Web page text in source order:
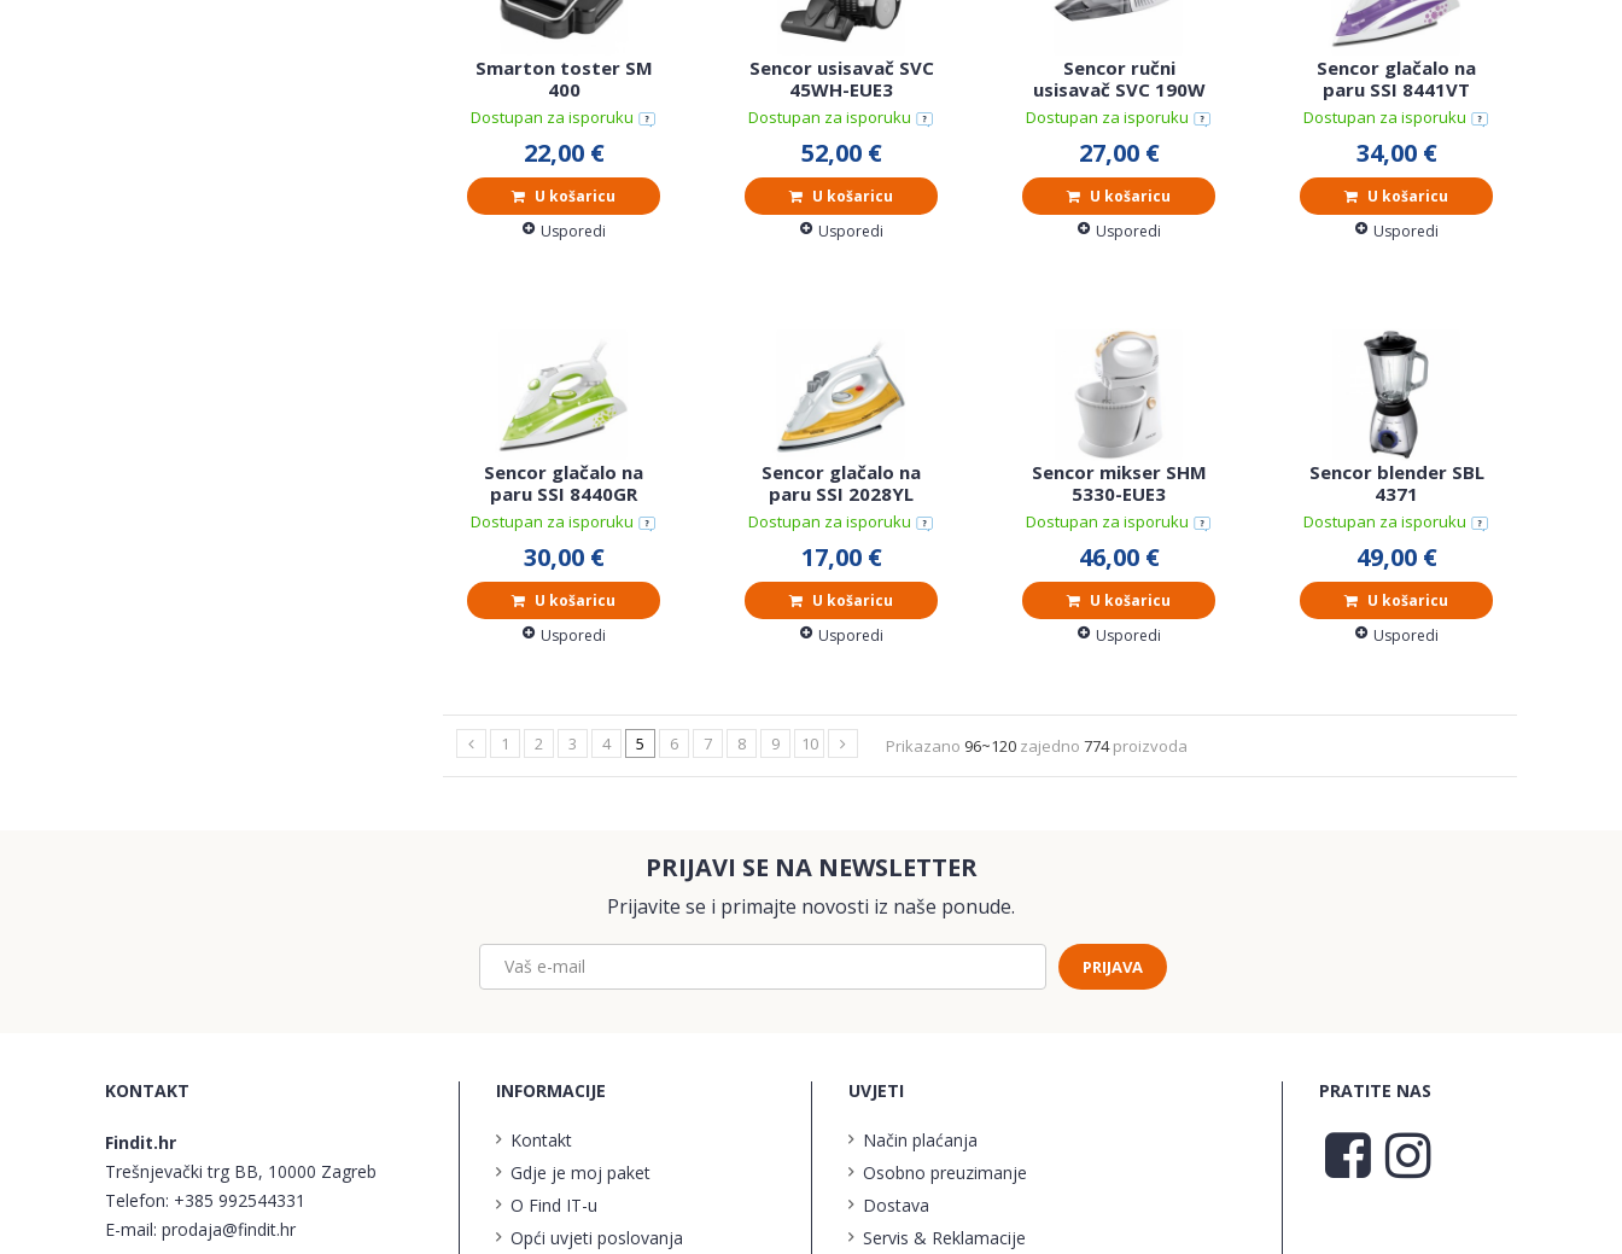
Smarton toster SM
400
Dostupan za isporuku
22,00 €
U košaricu
Usporedi
Sencor usisavač SVC
45WH-EUE3
Dostupan za isporuku
52,00 €
U košaricu
Usporedi
Sencor ručni
usisavač SVC 190W
Dostupan za isporuku
27,00 €
U košaricu
Usporedi
Sencor glačalo na
paru SSI 8441VT
Dostupan za isporuku
34,00 €
U košaricu
Usporedi
Sencor glačalo na
paru SSI 8440GR
Dostupan za isporuku
30,00 €
U košaricu
Usporedi
Sencor glačalo na
paru SSI 2028YL
Dostupan za isporuku
17,00 €
U košaricu
Usporedi
Sencor mikser SHM
5330-EUE3
Dostupan za isporuku
46,00 €
U košaricu
Usporedi
Sencor blender SBL
4371
Dostupan za isporuku
49,00 €
U košaricu
Usporedi
1 2 3 4 5 6 7 8 9 10 Prikazano 96~120 zajedno 774proizvoda
PRIJAVI SE NA NEWSLETTER
Prijavite se i primajte novosti iz naše ponude.
PRIJAVA
KONTAKT
Findit.hr
Trešnjevački trg BB, 10000 Zagreb
Telefon: +385 992544331
E-mail: prodaja@findit.hr
INFORMACIJE
Kontakt
Gdje je moj paket
O Find IT-u
Opći uvjeti poslovanja
UVJETI
Način plaćanja
Osobno preuzimanje
Dostava
Servis & Reklamacije
PRATITE NAS